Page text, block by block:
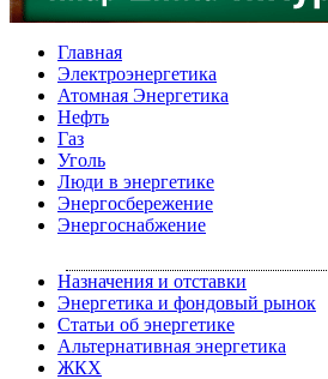
Главная
Электроэнергетика
Атомная Энергетика
Нефть
Газ
Уголь
Люди в энергетике
Энергосбережение
Энергоснабжение
Назначения и отставки
Энергетика и фондовый рынок
Статьи об энергетике
Альтернативная энергетика
ЖКХ